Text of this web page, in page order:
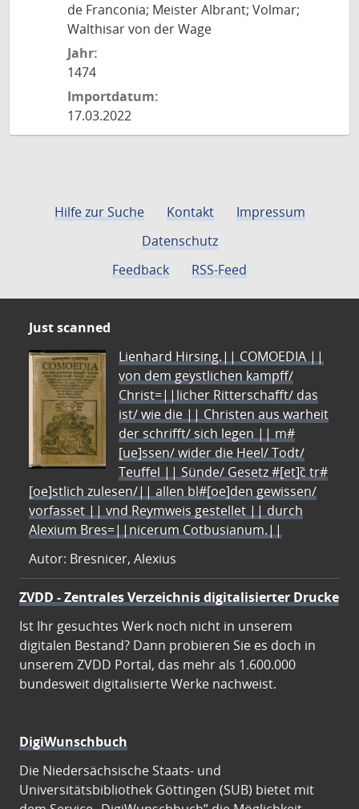
de Franconia; Meister Albrant; Volmar;
Walthisar von der Wage
Jahr:
1474
Importdatum:
17.03.2022
Hilfe zur Suche Kontakt
Impressum
Datenschutz
Feedback
RSS-Feed
Just scanned
Lienhard Hirsing.|| COMOEDIA ||
von dem geystlichen kampff/
Christ=||licher Ritterschafft/ das
ist/ wie die || Christen aus warheit
der schrifft/ sich legen || m#
[ue]ssen/ wider die Heel/ Todt/
Teuffel || Sünde/ Gesetz #[et]c̃ tr#
[oe]stlich zulesen/|| allen bl#[oe]den gewissen/
vorfasset || vnd Reymweis gestellet || durch
Alexium Bres=||nicerum Cotbusianum.||
Autor: Bresnicer, Alexius
ZVDD - Zentrales Verzeichnis digitalisierter Drucke
Ist Ihr gesuchtes Werk noch nicht in unserem
digitalen Bestand? Dann probieren Sie es doch in
unserem ZVDD Portal, das mehr als 1.600.000
bundesweit digitalisierte Werke nachweist.
DigiWunschbuch
Die Niedersächsische Staats- und
Universitätsbibliothek Göttingen (SUB) bietet mit